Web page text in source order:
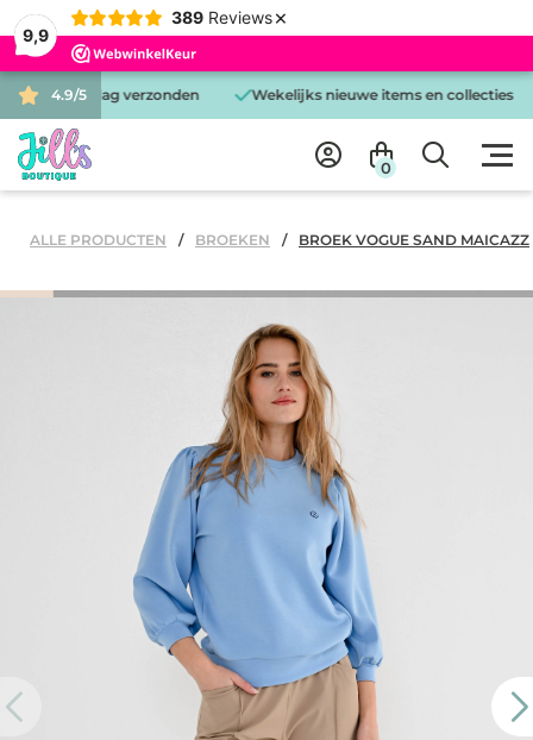
9,9
389 Reviews ×
4.9/5
dag verzonden Wekelijks nieuwe items en collecties
0
ALLE PRODUCTEN BROEKEN BROEK VOGUE SAND MAICAZZ